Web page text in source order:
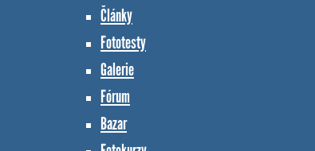
Články
Fototesty
Galerie
Fórum
Bazar